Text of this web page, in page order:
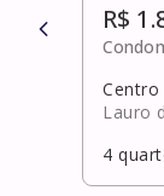
R$
Centro
Lauro
4